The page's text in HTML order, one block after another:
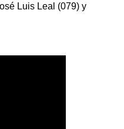
Luis Leal (079) y